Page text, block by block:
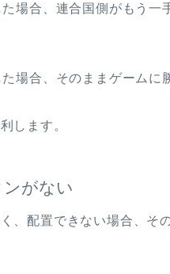
場合、連合国側がもう
場合、そのままゲームに
します。
がない
、配置できない場合、そ